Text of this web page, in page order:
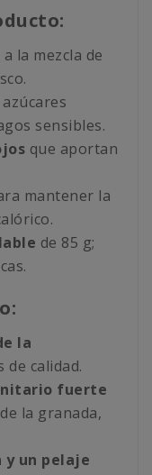
la mezcla de
sensibles.
que aportan
mantener la
de 85 g;
la
de calidad.
fuerte
la granada,
y un pelaje